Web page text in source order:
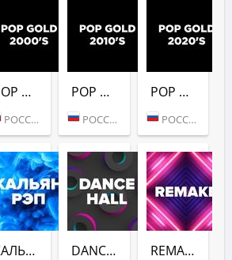
POP GOLD 2000S (DFM)
РОССИЯ (МОСКВА)
POP GOLD 2010S (DFM)
РОССИЯ (МОСКВА)
POP GOLD 2020S (DFM)
РОССИЯ (МОСКВА)
КАЛЬЯН РЭП (DFM) DANCE HALL (DFM) REMAKE (DFM)